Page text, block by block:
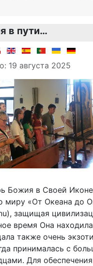
в пути…
19 августа 2025
Божия в Своей Иконе
миру «От Океана до
защищая
время Она
также очень
принималась с
Для